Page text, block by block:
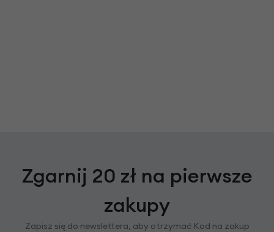
Zgarnij 20 zł na pierwsze
zakupy
Zapisz się do newslettera, aby otrzymać Kod na zakup